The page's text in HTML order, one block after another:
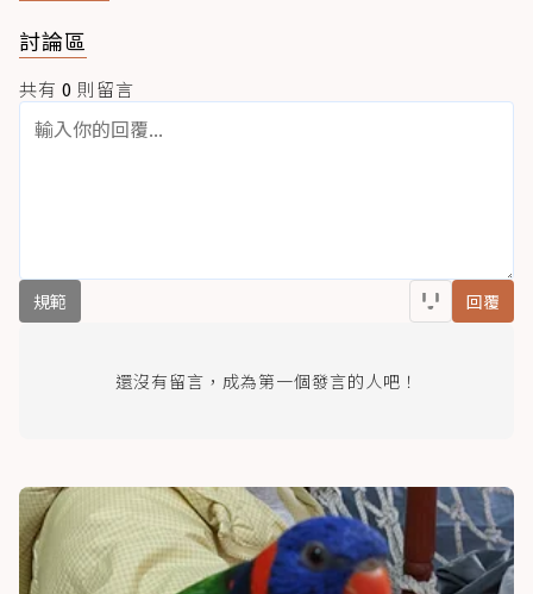
討論區
共有 0 則留言
規範 回覆
還沒有留言，成為第一個發言的人吧！